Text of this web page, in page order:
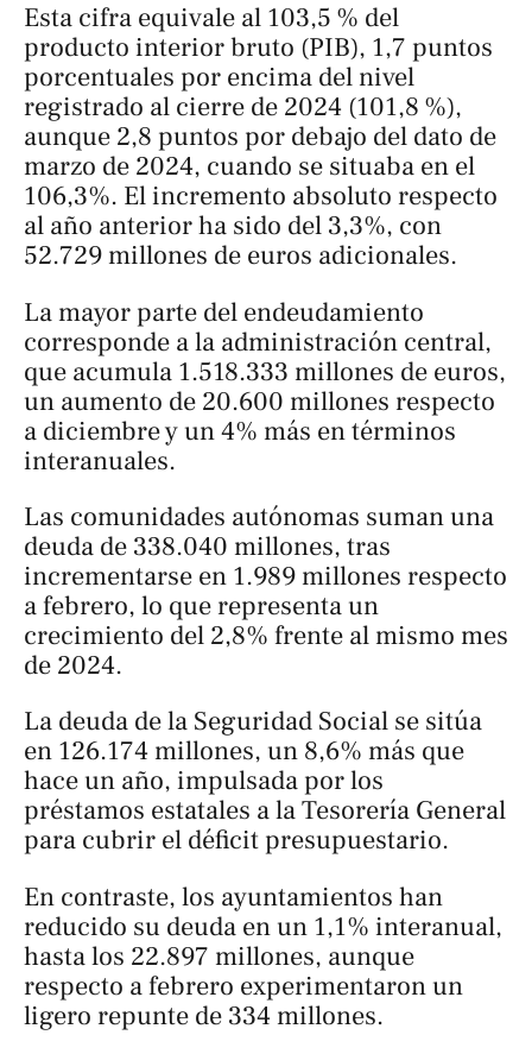
Esta cifra equivale al 103,5 % del
producto interior bruto (PIB), 1,7 puntos
porcentuales por encima del nivel
registrado al cierre de 2024 (101,8 %),
aunque 2,8 puntos por debajo del dato de
marzo de 2024, cuando se situaba en el
106,3%. El incremento absoluto respecto
al año anterior ha sido del 3,3%, con
52.729 millones de euros adicionales.
La mayor parte del endeudamiento
corresponde a la administración central,
que acumula 1.518.333 millones de euros,
un aumento de 20.600 millones respecto
a diciembre y un 4% más en términos
interanuales.
Las comunidades autónomas suman una
deuda de 338.040 millones, tras
incrementarse en 1.989 millones respecto
a febrero, lo que representa un
crecimiento del 2,8% frente al mismo mes
de 2024.
La deuda de la Seguridad Social se sitúa
en 126.174 millones, un 8,6% más que
hace un año, impulsada por los
préstamos estatales a la Tesorería General
para cubrir el déficit presupuestario.
En contraste, los ayuntamientos han
reducido su deuda en un 1,1% interanual,
hasta los 22.897 millones, aunque
respecto a febrero experimentaron un
ligero repunte de 334 millones.